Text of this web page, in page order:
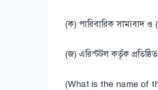
(ক) পারিবারিক সাম্যবাদ ও
(জ) এরিস্টটল কর্তৃক প্রতিষ্ঠিত
(What is the name of